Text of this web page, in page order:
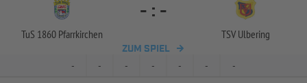
TuS 1860 Pfarrkirchen
- : -
TSV Ulbering
ZUM SPIEL
- - - - - - -